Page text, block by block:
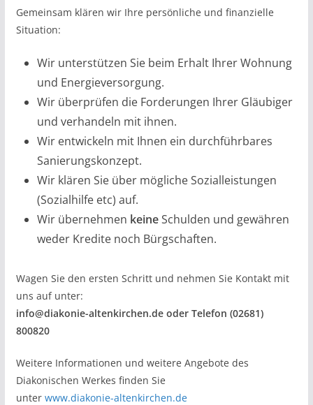
Gemeinsam klären wir Ihre persönliche und finanzielle
Situation:
Wir unterstützen Sie beim Erhalt Ihrer Wohnung
und Energieversorgung.
Wir überprüfen die Forderungen Ihrer Gläubiger
und verhandeln mit ihnen.
Wir entwickeln mit Ihnen ein durchführbares
Sanierungskonzept.
Wir klären Sie über mögliche Sozialleistungen
(Sozialhilfe etc) auf.
Wir übernehmen keineSchulden und gewähren
weder Kredite noch Bürgschaften.
Wagen Sie den ersten Schritt und nehmen Sie Kontakt mit
uns auf unter:
info@diakonie-altenkirchen.de oder Telefon (02681)
800820
Weitere Informationen und weitere Angebote des
Diakonischen Werkes finden Sie
unter www.diakonie-altenkirchen.de